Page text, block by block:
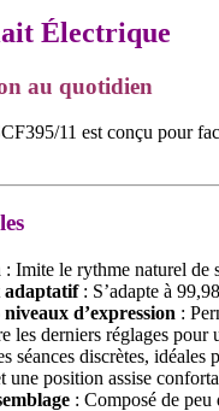
Électrique
au quotidien
11 est conçu pour
: Imite le rythme naturel de
adaptatif: S’adapte à
d’expression :
les derniers réglages
séances discrètes,
une position assise
: Composé de peu